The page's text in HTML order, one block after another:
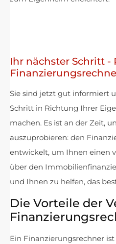
Ihr nächster Schritt -
Sie sind jetzt gut informiert
Schritt in Richtung Ihrer
machen. Es ist an der Zeit,
auszuprobieren: den
entwickelt, um Ihnen einen
über den
und Ihnen zu helfen, das
Die Vorteile der
Ein Finanzierungsrechner